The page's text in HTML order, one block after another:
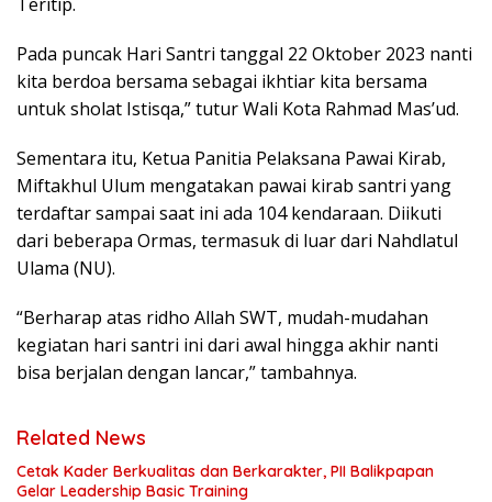
Pada puncak Hari Santri tanggal 22 Oktober 2023 nanti
kita berdoa bersama sebagai ikhtiar kita bersama
untuk sholat Istisqa,” tutur Wali Kota Rahmad Mas’ud.
Sementara itu, Ketua Panitia Pelaksana Pawai Kirab,
Miftakhul Ulum mengatakan pawai kirab santri yang
terdaftar sampai saat ini ada 104 kendaraan. Diikuti
dari beberapa Ormas, termasuk di luar dari Nahdlatul
Ulama (NU).
“Berharap atas ridho Allah SWT, mudah-mudahan
kegiatan hari santri ini dari awal hingga akhir nanti
bisa berjalan dengan lancar,” tambahnya.
Related News
Cetak Kader Berkualitas dan Berkarakter, PII Balikpapan
Gelar Leadership Basic Training